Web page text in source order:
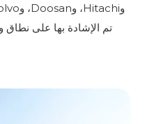
تم الإشادة بها على نطاق